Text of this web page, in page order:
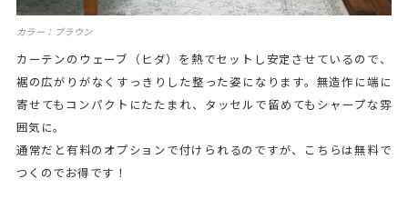
カラー：ブラウン
カーテンのウェーブ（ヒダ）を熱でセットし安定させているので、
裾の広がりがなくすっきりした整った姿になります。無造作に端に
寄せてもコンパクトにたたまれ、タッセルで留めてもシャープな雰
囲気に。
通常だと有料のオプションで付けられるのですが、こちらは無料で
つくのでお得です！